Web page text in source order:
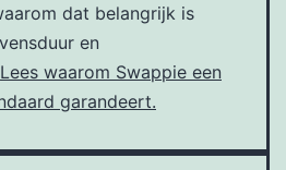
dat belangrijk is
en
Lees waarom Swappie een
garandeert.